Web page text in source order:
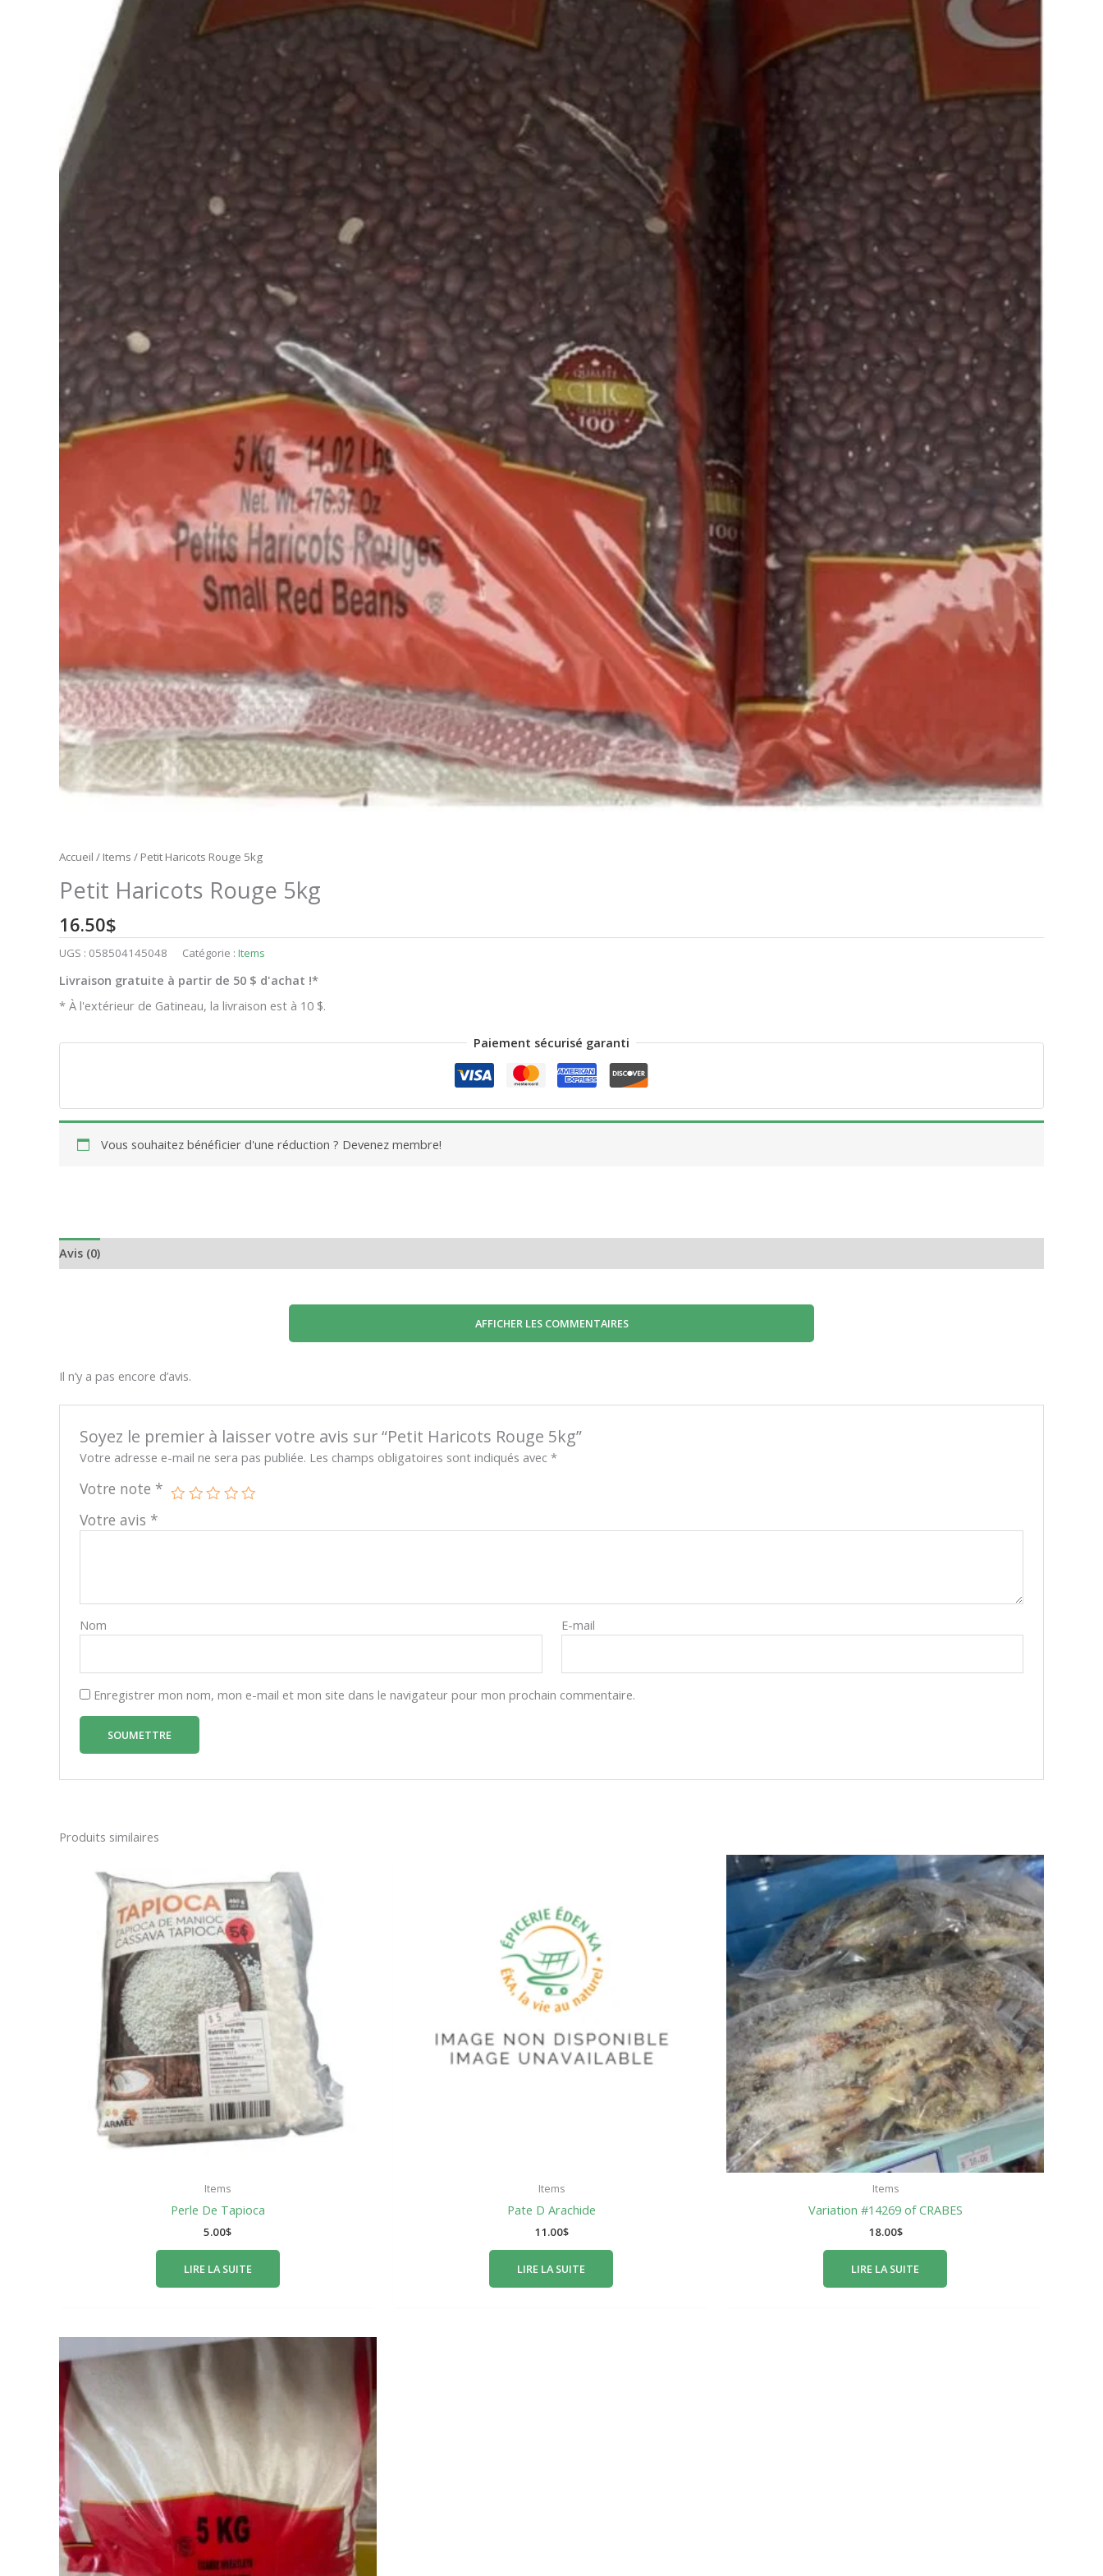
Accueil / Items / Petit Haricots Rouge 5kg
Petit Haricots Rouge 5kg
16.50$
UGS : 058504145048 Catégorie : Items
Livraison gratuite à partir de 50 $ d'achat !*
* À l'extérieur de Gatineau, la livraison est à 10 $.
Paiement sécurisé garanti
Vous souhaitez bénéficier d'une réduction ? Devenez membre!
Avis (0)
AFFICHER LES COMMENTAIRES
Il n’y a pas encore d’avis.
Soyez le premier à laisser votre avis sur “Petit Haricots Rouge 5kg”
Votre adresse e-mail ne sera pas publiée. Les champs obligatoires sont indiqués avec*
Votre note *
Votre avis *
Nom E-mail
Enregistrer mon nom, mon e-mail et mon site dans le navigateur pour mon prochain commentaire.
Produits similaires
Items
Perle De Tapioca
5.00$
LIRE LA SUITE
Items
Pate D Arachide
11.00$
LIRE LA SUITE
Items
Variation #14269 of CRABES
18.00$
LIRE LA SUITE